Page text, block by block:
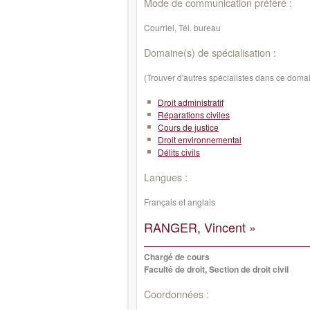
Courriel, Tél. bureau
Domaine(s) de spécialisation :
(Trouver d'autres spécialistes dans ce
Droit administratif
Réparations civiles
Cours de justice
Droit environnemental
Délits civils
Langues :
Français et anglais
RANGER, Vincent »
Chargé de cours
Faculté de droit, Section de droit civil
Coordonnées :